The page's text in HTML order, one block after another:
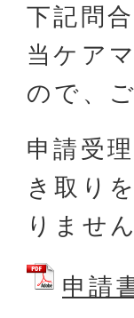
下記問
当ケア
ので、
申請受
き取り
りませ
申請